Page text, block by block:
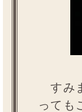
すみ
っても